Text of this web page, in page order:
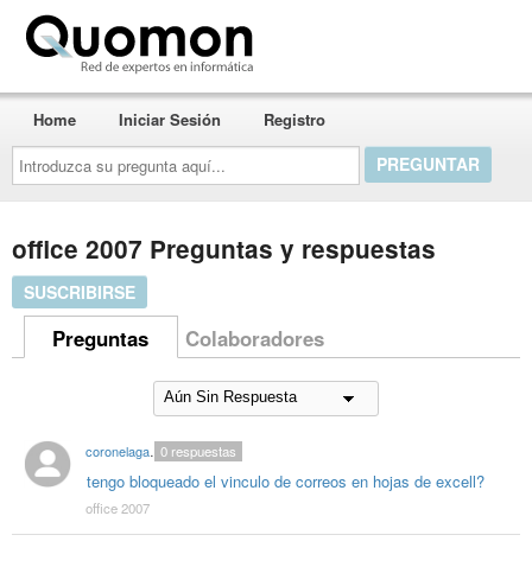
Introduzca
su
pregunta
aquí...
Home Iniciar Sesión Registro
office 2007 Preguntas y respuestas
SUSCRIBIRSE
Preguntas Colaboradores
coronelagarto
tengo bloqueado el vinculo de correos en hojas de excell?
0respuestas
office 2007